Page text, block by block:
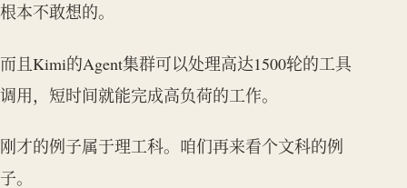
根本不敢想的。
而且Kimi的Agent集群可以处理高达1500轮的工具
调用，短时间就能完成高负荷的工作。
刚才的例子属于理工科。咱们再来看个文科的例
子。